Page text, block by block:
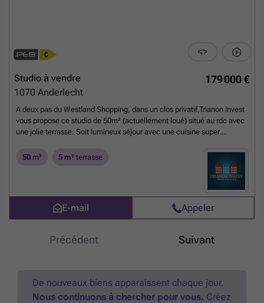
179 000 €
Studio à vendre
1070 Anderlecht
A deux pas du Westland Shopping, dans un clos privatif,Trianon Invest
vous propose ce studio de 50m² (actuellement loué) situé au rdc avec
une jolie terrasse. Soit lumineux séjour avec une cuisine super
large espace de nuit séparé par une cloison et une salle de douche
avec une toilette complètent ce bien. Faibles charges de copropriété
En savoir plus
50 m² 5 m² terrasse
E-mail Appeler
Précédent Suivant
De nouveaux biens apparaissent chaque jour.
Nous continuons à chercher pour vous. Créez